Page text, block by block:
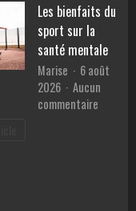
cette
Les bienfaits du
sport sur la
santé mentale
Marise
6 août
2026
Aucun
commentaire